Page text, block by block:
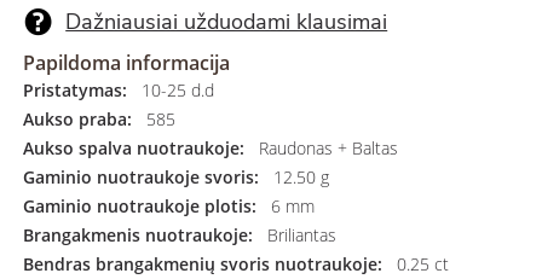
Dažniausiai užduodami klausimai
Papildoma informacija
Pristatymas:
10-25 d.d
Aukso praba:
585
Aukso spalva nuotraukoje:
Raudonas + Baltas
Gaminio nuotraukoje svoris:
12.50 g
Gaminio nuotraukoje plotis:
6 mm
Brangakmenis nuotraukoje:
Briliantas
Bendras brangakmenių svoris nuotraukoje:
0.25 ct